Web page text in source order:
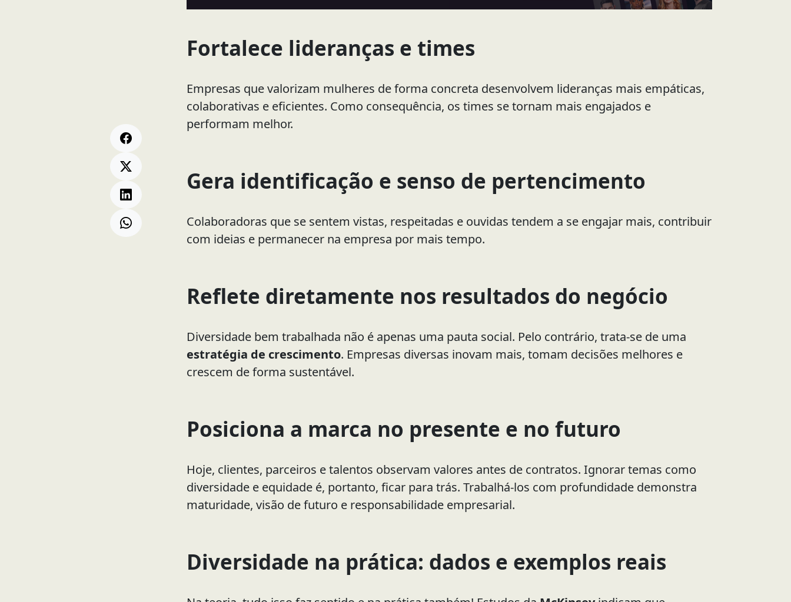
Fortalece lideranças e times
Empresas que valorizam mulheres de forma concreta desenvolvem lideranças mais empáticas,
colaborativas e eficientes. Como consequência, os times se tornam mais engajados e
performam melhor.
Gera identificação e senso de pertencimento
Colaboradoras que se sentem vistas, respeitadas e ouvidas tendem a se engajar mais, contribuir
com ideias e permanecer na empresa por mais tempo.
Reflete diretamente nos resultados do negócio
Diversidade bem trabalhada não é apenas uma pauta social. Pelo contrário, trata-se de uma
estratégia de crescimento. Empresas diversas inovam mais, tomam decisões melhores e
crescem de forma sustentável.
Posiciona a marca no presente e no futuro
Hoje, clientes, parceiros e talentos observam valores antes de contratos. Ignorar temas como
diversidade e equidade é, portanto, ficar para trás. Trabalhá-los com profundidade demonstra
maturidade, visão de futuro e responsabilidade empresarial.
Diversidade na prática: dados e exemplos reais